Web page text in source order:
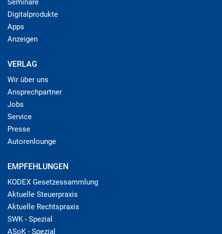
Seminare
Digitalprodukte
Apps
Anzeigen
VERLAG
Wir über uns
Ansprechpartner
Jobs
Service
Presse
Autorenlounge
EMPFEHLUNGEN
KODEX Gesetzessammlung
Aktuelle Steuerpraxis
Aktuelle Rechtspraxis
SWK - Spezial
ASoK - Spezial